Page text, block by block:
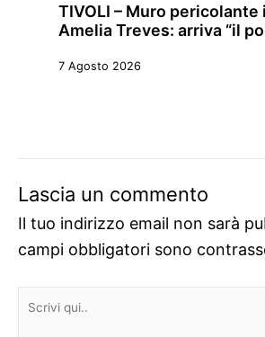
TIVOLI – Muro pericolante
Amelia Treves: arriva “il
7 Agosto 2026
Lascia un commento
Il tuo indirizzo email non sarà
campi obbligatori sono
Scrivi